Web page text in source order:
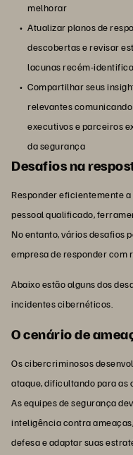
melhorar
Atualizar planos de
descobertas e revisar
lacunas recém-
Compartilhar seus
relevantes
executivos e parceiros
da segurança
Desafios na
Responder eficientemente
pessoal qualificado,
No entanto, vários desafios
empresa de responder com
Abaixo estão alguns dos
incidentes cibernéticos.
O cenário de
Os cibercriminosos
ataque, dificultando para as
As equipes de segurança
inteligência contra
defesa e adaptar suas